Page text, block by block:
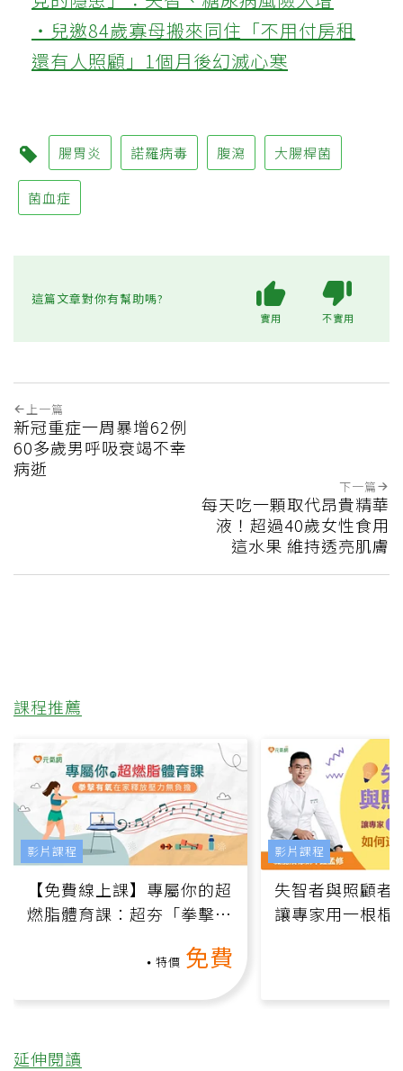
‧兒邀84歲寡母搬來同住「不用付房租
還有人照顧」1個月後幻滅心寒
腸胃炎 諾羅病毒 腹瀉 大腸桿菌
菌血症
這篇文章對你有幫助嗎?
實用 不實用
上一篇
新冠重症一周暴增62例
60多歲男呼吸衰竭不幸
病逝
下一篇
每天吃一顆取代昂貴精華
液！超過40歲女性食用
這水果 維持透亮肌膚
課程推薦
【免費線上課】專屬你的超
燃脂體育課：超夯「拳擊有
特價 免費
影片課程
失智者與照顧者
讓專家用一根棍
影片課程
延伸閱讀